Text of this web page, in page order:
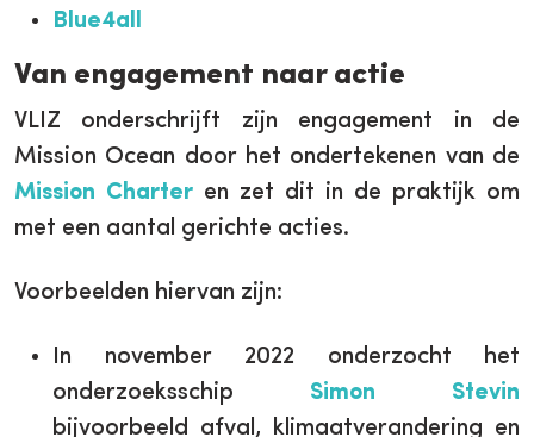
Blue4all
Van engagement naar actie
VLIZ onderschrijft zijn engagement in de
Mission Ocean door het ondertekenen van de
Mission Charter en zet dit in de praktijk om
met een aantal gerichte acties.
Voorbeelden hiervan zijn:
In november 2022 onderzocht het
onderzoeksschip Simon Stevin
bijvoorbeeld afval, klimaatverandering en